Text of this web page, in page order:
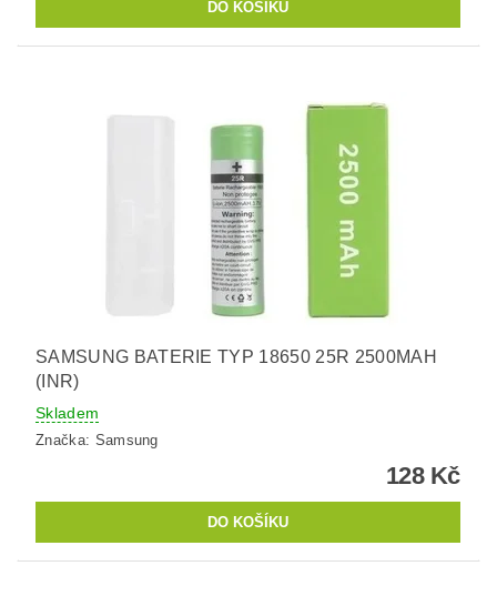
SAMSUNG BATERIE TYP 18650 25R 2500MAH
(INR)
Skladem
Značka: Samsung
128 Kč